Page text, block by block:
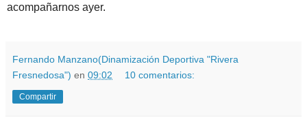
acompañarnos ayer.
Fernando Manzano(Dinamización Deportiva "Rivera
Fresnedosa") en 09:02 10 comentarios:
Compartir